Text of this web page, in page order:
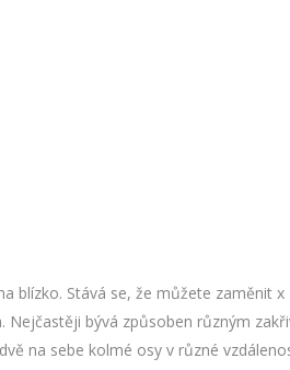
blízko. Stává se, že můžete zaměnit x
Nejčastěji bývá způsoben různým
na sebe kolmé osy v různé